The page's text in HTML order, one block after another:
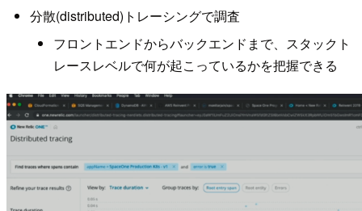
分散(distributed)トレーシングで調査
フロントエンドからバックエンドまで、スタックト
レースレベルで何が起こっているかを把握できる